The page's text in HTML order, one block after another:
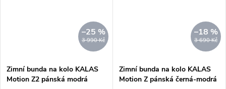
3 990 Kč
–25 %
Zimní bunda na kolo KALAS
Motion Z2 pánská modrá
3 690 Kč
–18 %
Zimní bunda na kolo KALAS
Motion Z pánská černá-modrá